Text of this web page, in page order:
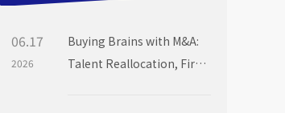
06.17
2026
Buying Brains with M&A:
Talent Reallocation, Firm